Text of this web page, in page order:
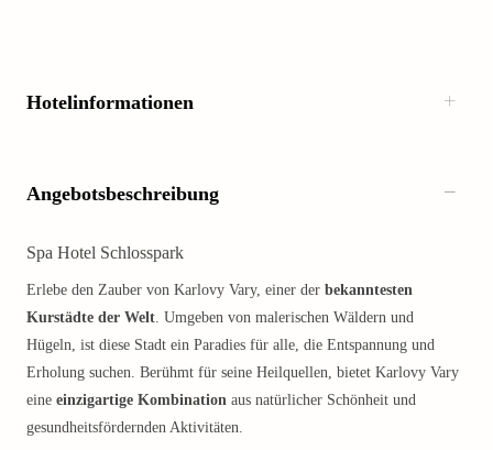
Hotelinformationen
Angebotsbeschreibung
Spa Hotel Schlosspark
Erlebe den Zauber von Karlovy Vary, einer der bekanntesten
Kurstädte der Welt. Umgeben von malerischen Wäldern und
Hügeln, ist diese Stadt ein Paradies für alle, die Entspannung und
Erholung suchen. Berühmt für seine Heilquellen, bietet Karlovy Vary
eine einzigartige Kombination aus natürlicher Schönheit und
gesundheitsfördernden Aktivitäten.